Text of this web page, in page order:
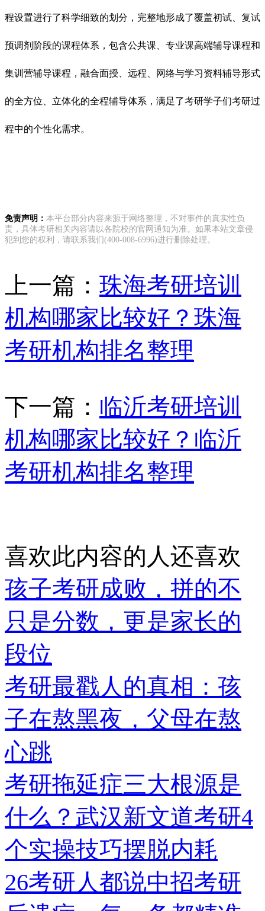
程设置进行了科学细致的划分，完整地形成了覆盖初试、复试
预调剂阶段的课程体系，包含公共课、专业课高端辅导课程和
集训营辅导课程，融合面授、远程、网络与学习资料辅导形式
的全方位、立体化的全程辅导体系，满足了考研学子们考研过
程中的个性化需求。
免责声明： 本平台部分内容来源于网络整理，不对事件的真实性负
责，具体考研相关内容请以各院校的官网通知为准。如果本站文章侵
犯到您的权利，请联系我们(400-008-6996)进行删除处理。
上一篇： 珠海考研培训
机构哪家比较好？珠海
考研机构排名整理
下一篇： 临沂考研培训
机构哪家比较好？临沂
考研机构排名整理
喜欢此内容的人还喜欢
孩子考研成败，拼的不
只是分数，更是家长的
段位
考研最戳人的真相：孩
子在熬黑夜，父母在熬
心跳
考研拖延症三大根源是
什么？武汉新文道考研4
个实操技巧摆脱内耗
26考研人都说中招考研